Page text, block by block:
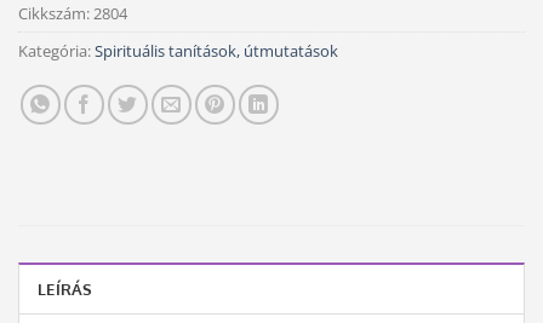
Cikkszám:2804
Kategória:Spirituális tanítások, útmutatások
LEÍRÁS